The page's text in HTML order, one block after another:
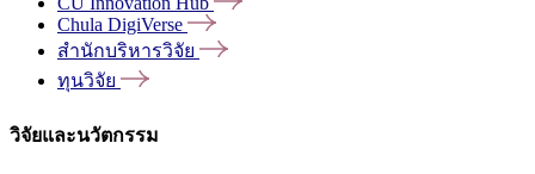
Chula DigiVerse
สำนักบริหารวิจัย
ทุนวิจัย
วิจัยและนวัตกรรม